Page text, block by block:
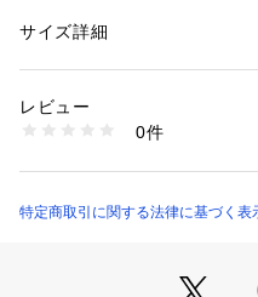
ふんわりとした袖口にギャ
上品な綺麗めカラーをつけた
スーツインナーとしておすす
性別：レディース
素材：ポリエステル100％
商品番号：
153-85506 （ショップ）
サイズ詳細
レビュー
0件
特定商取引に関する法律に基づく表